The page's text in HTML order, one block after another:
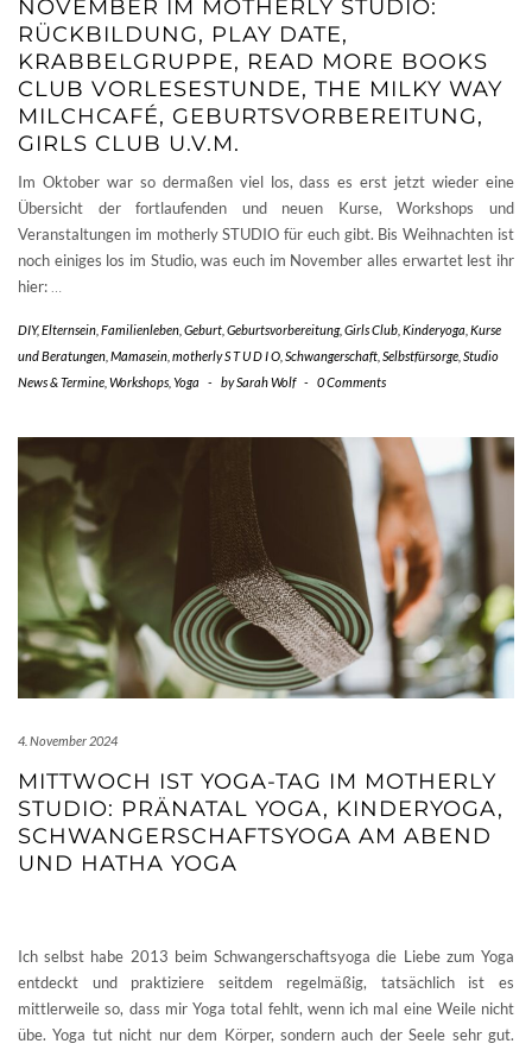
NOVEMBER IM MOTHERLY STUDIO:
RÜCKBILDUNG, PLAY DATE,
KRABBELGRUPPE, READ MORE BOOKS
CLUB VORLESESTUNDE, THE MILKY WAY
MILCHCAFÉ, GEBURTSVORBEREITUNG,
GIRLS CLUB U.V.M.
Im Oktober war so dermaßen viel los, dass es erst jetzt wieder eine
Übersicht der fortlaufenden und neuen Kurse, Workshops und
Veranstaltungen im motherly STUDIO für euch gibt. Bis Weihnachten ist
noch einiges los im Studio, was euch im November alles erwartet lest ihr
hier:
DIY,Elternsein Familienleben Geburt Geburtsvorbereitung, Girls Club Kinderyoga Kurse
und Beratungen Mamasein motherly S T U D I O Schwangerschaft Selbstfürsorge Studio
News & Termine Workshops Yoga - bySarah Wolf - 0 Comments
4. November 2024
MITTWOCH IST YOGA-TAG IM MOTHERLY
STUDIO: PRÄNATAL YOGA, KINDERYOGA,
SCHWANGERSCHAFTSYOGA AM ABEND
UND HATHA YOGA
Ich selbst habe 2013 beim Schwangerschaftsyoga die Liebe zum Yoga
entdeckt und praktiziere seitdem regelmäßig, tatsächlich ist es
mittlerweile so, dass mir Yoga total fehlt, wenn ich mal eine Weile nicht
übe. Yoga tut nicht nur dem Körper, sondern auch der Seele sehr gut.